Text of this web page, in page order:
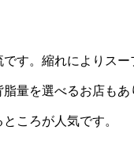
す。縮れによりスー
量を選べるお店も
ころが人気です。